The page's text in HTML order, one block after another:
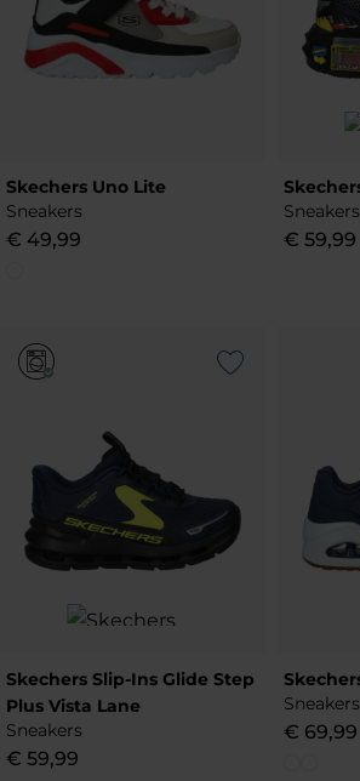
Skechers Uno Lite
Sneakers
€ 49,99
Sneakers
€ 59,99
Add to Wishlist
Skechers Slip-Ins Glide Step
Plus Vista Lane
Sneakers
€ 59,99
Sneakers
€ 69,99